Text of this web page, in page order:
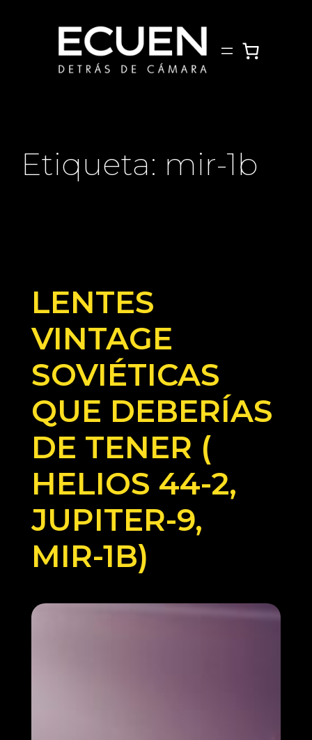
contenido
Etiqueta: mir-1b
LENTES
VINTAGE
SOVIÉTICAS
QUE DEBERÍAS
DE TENER (
HELIOS 44-2,
JUPITER-9,
MIR-1B)